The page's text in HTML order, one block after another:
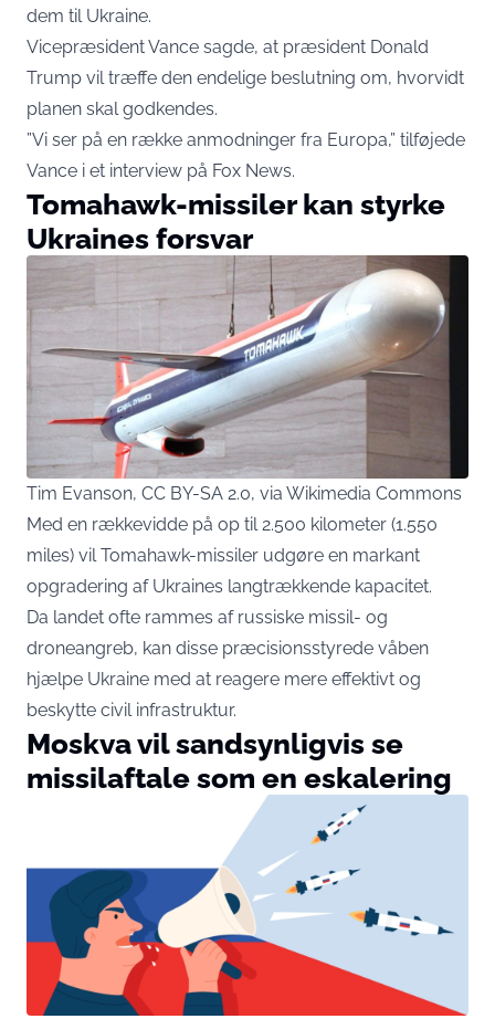
dem til Ukraine.
Vicepræsident Vance sagde, at præsident Donald
Trump vil træffe den endelige beslutning om, hvorvidt
planen skal godkendes.
”Vi ser på en række anmodninger fra Europa,” tilføjede
Vance i et interview på Fox News.
Tomahawk-missiler kan styrke
Ukraines forsvar
Tim Evanson, CC BY-SA 2.0, via Wikimedia Commons
Med en rækkevidde på op til 2.500 kilometer (1.550
miles) vil Tomahawk-missiler udgøre en markant
opgradering af Ukraines langtrækkende kapacitet.
Da landet ofte rammes af russiske missil- og
droneangreb, kan disse præcisionsstyrede våben
hjælpe Ukraine med at reagere mere effektivt og
beskytte civil infrastruktur.
Moskva vil sandsynligvis se
missilaftale som en eskalering